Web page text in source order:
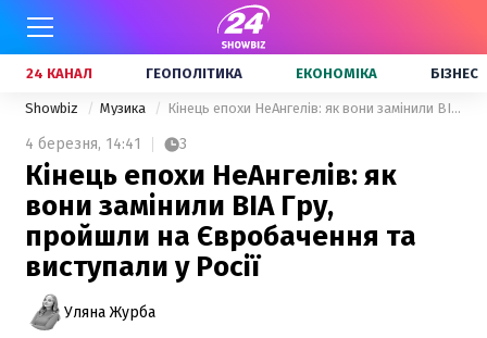
24 КАНАЛ ГЕОПОЛІТИКА ЕКОНОМІКА БІЗНЕС
Showbiz Музика Кінець епохи НеАнгелів: як вони замінили ВІА Гру, пройшли на Євробачення та виступали у Росії
4 березня, 14:41 3
Кінець епохи НеАнгелів: як
вони замінили ВІА Гру,
пройшли на Євробачення та
виступали у Росії
Уляна Журба